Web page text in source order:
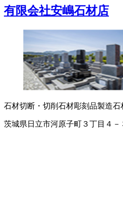
有限会社安嶋石材店
石材切断・切削 石材彫刻品製造石
茨城県日立市河原子町３丁目４－